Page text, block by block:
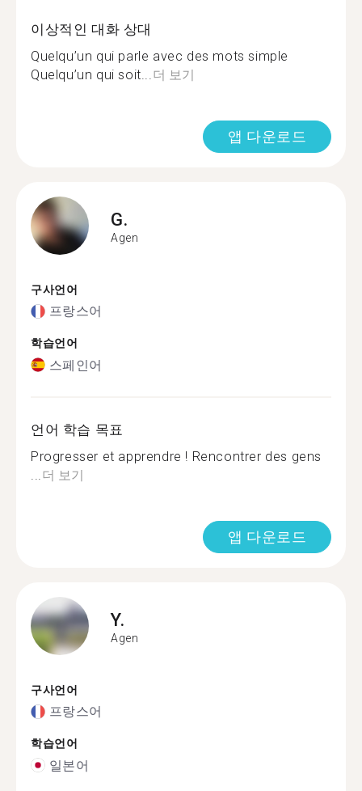
이상적인 대화 상대
Quelqu’un qui parle avec des mots simple
Quelqu’un qui soit... 더 보기
앱 다운로드
G.
Agen
구사언어
프랑스어
학습언어
스페인어
언어 학습 목표
Progresser et apprendre ! Rencontrer des gens
더 보기
앱 다운로드
Y.
Agen
구사언어
프랑스어
학습언어
일본어